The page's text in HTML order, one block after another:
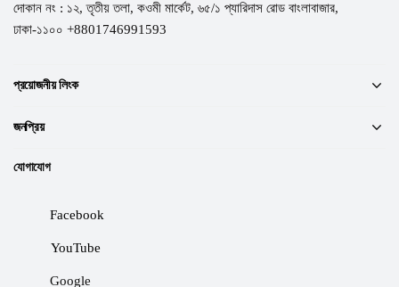
দোকান নং : ১২, তৃতীয় তলা, কওমী মার্কেট, ৬৫/১ প্যারিদাস রোড বাংলাবাজার,
ঢাকা-১১০০ +8801746991593
প্রয়োজনীয় লিংক
জনপ্রিয়
যোগাযোগ
Facebook
YouTube
Google